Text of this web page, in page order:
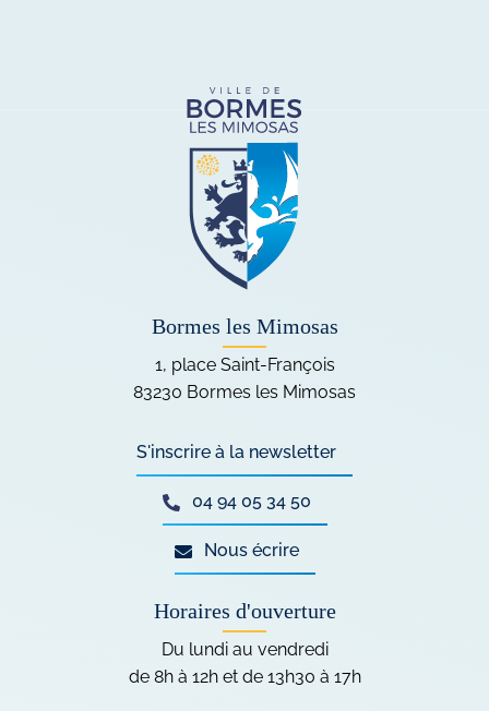
Bormes les Mimosas
1, place Saint-François
83230 Bormes les Mimosas
S'inscrire à la newsletter
04 94 05 34 50
Nous écrire
Horaires d'ouverture
Du lundi au vendredi
de 8h à 12h et de 13h30 à 17h